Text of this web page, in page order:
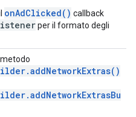
onAdClicked() callback
per il formato degli